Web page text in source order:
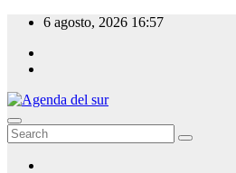
Skip
content
6 agosto, 2026 16:57
Agenda del sur